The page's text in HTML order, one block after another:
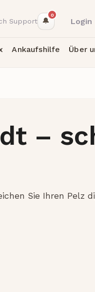
Support 🔔
0
Ankaufshilfe Über
Login
–
Sie Ihren Pelz